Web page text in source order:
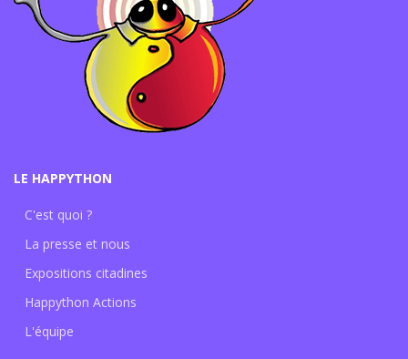
LE HAPPYTHON
C'est quoi ?
La presse et nous
Expositions citadines
Happython Actions
L'équipe